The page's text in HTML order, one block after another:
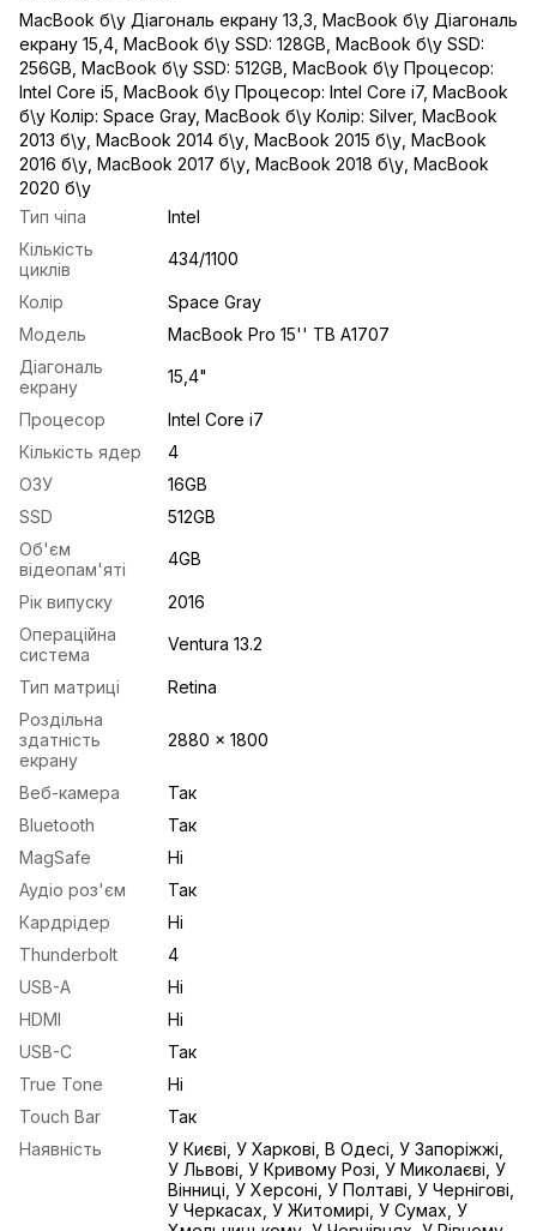
MacBook б\у Діагональ екрану 13,3 MacBook б\у Діагональ
екрану 15,4 MacBook б\у SSD: 128GB MacBook б\у SSD:
256GB MacBook б\у SSD: 512GB MacBook б\у Процесор:
Intel Core i5 MacBook б\у Процесор: Intel Core i7, MacBook
б\у Колір: Space Gray, MacBook б\у Колір: Silver, MacBook
2013 б\у MacBook 2014 б\у MacBook 2015 б\у MacBook
2016 б\у MacBook 2017 б\у MacBook 2018 б\у MacBook
2020 б\у
Тип чіпа
Intel
Кількість
циклів
434/1100
Колір
Space Gray
Модель
MacBook Pro 15'' TB A1707
Діагональ
екрану
15,4"
Процесор
Intel Core i7
Кількість ядер
4
ОЗУ
16GB
SSD
512GB
Об'єм
відеопам'яті
4GB
Рік випуску
2016
Операційна
система
Ventura 13.2
Тип матриці
Retina
Роздільна
здатність
екрану
2880 x 1800
Веб-камера
Так
Bluetooth
Так
MagSafe
Ні
Аудіо роз'єм
Так
Кардрідер
Ні
Thunderbolt
4
USB-A
Ні
HDMI
Ні
USB-С
Так
True Tone
Ні
Touch Bar
Так
Наявність
У Києві, У Харкові, В Одесі, У Запоріжжі,
У Львові, У Кривому Розі, У Миколаєві, У
Вінниці, У Херсоні, У Полтаві, У Чернігові,
У Черкасах, У Житомирі, У Сумах, У